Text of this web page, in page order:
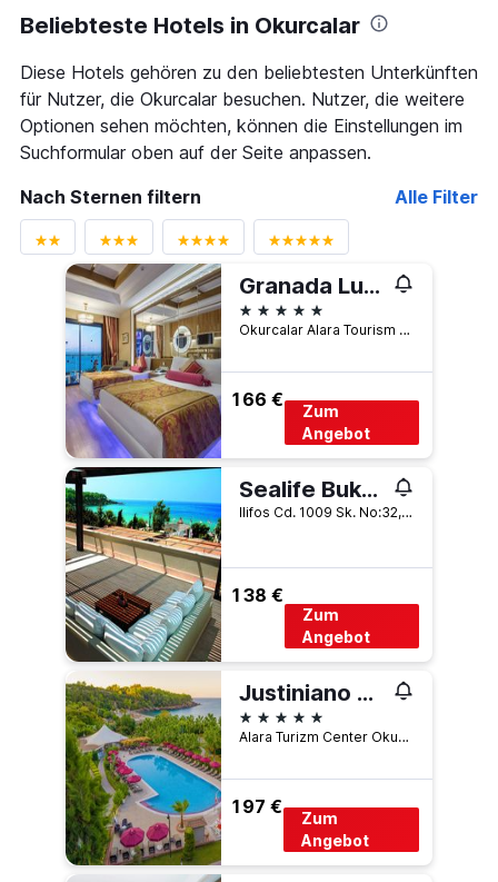
Beliebteste Hotels in Okurcalar
Diese Hotels gehören zu den beliebtesten Unterkünften
für Nutzer, die Okurcalar besuchen. Nutzer, die weitere
Optionen sehen möchten, können die Einstellungen im
Suchformular oben auf der Seite anpassen.
Nach Sternen filtern
Alle Filter
Granada Luxury Okurcalar
5 Sterne
Okurcalar Alara Tourism Center Alanya, Okurcalar, Türkei
166 €
Zum
Angebot
Sealife Buket Resort & Beach Hotel
Ilifos Cd. 1009 Sk. No:32, Okurcalar, Türkei
138 €
Zum
Angebot
Justiniano Deluxe Resort
5 Sterne
Alara Turizm Center Okurcalar, Okurcalar, Türkei
197 €
Zum
Angebot